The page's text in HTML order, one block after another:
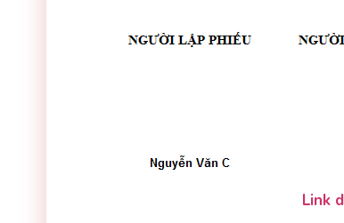
Link